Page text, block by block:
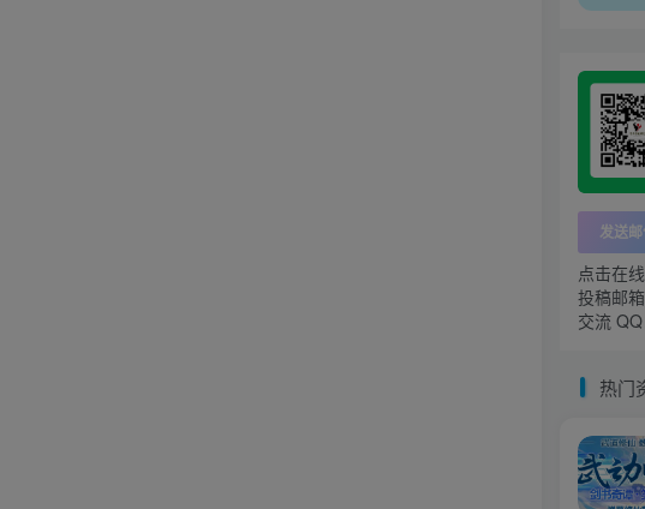
发送
点击在
投稿邮箱
交流 QQ
热门